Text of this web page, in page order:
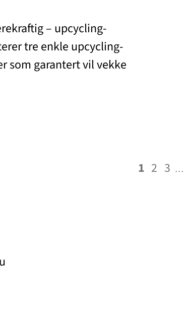
– upcycling-
tre enkle upcycling-
som garantert vil vekke
1 2 3 …